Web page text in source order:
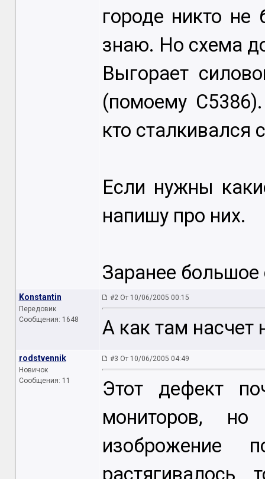
городе никто не
знаю. Но схема
Выгорает
(помоему
кто сталкивался
Если нужны
напишу про них.
Заранее большое
Konstantin
Передовик
Сообщения: 1648
#2 От 10/06/2005 00:15
А как там насчет
rodstvennik
Новичок
Сообщения: 11
#3 От 10/06/2005 04:49
Этот дефект
мониторов,
изоброжение